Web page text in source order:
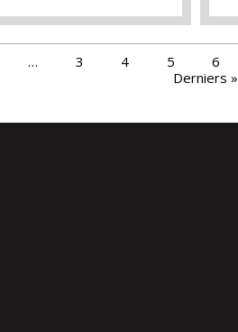
… 3 4 5 6
Derniers »